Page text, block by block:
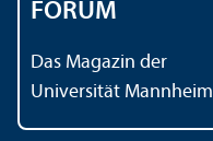
FORUM
Das Magazin der
Universität Mannheim